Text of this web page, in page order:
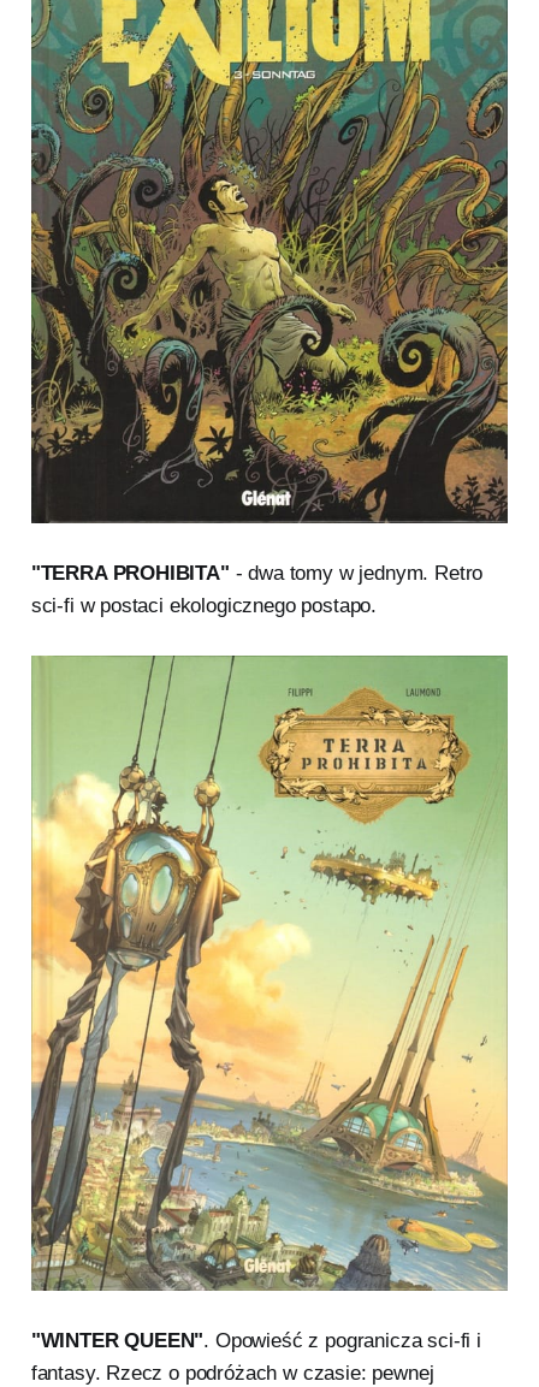
"TERRA PROHIBITA" - dwa tomy w jednym. Retro
sci-fi w postaci ekologicznego postapo.
"WINTER QUEEN". Opowieść z pogranicza sci-fi i
fantasy. Rzecz o podróżach w czasie: pewnej